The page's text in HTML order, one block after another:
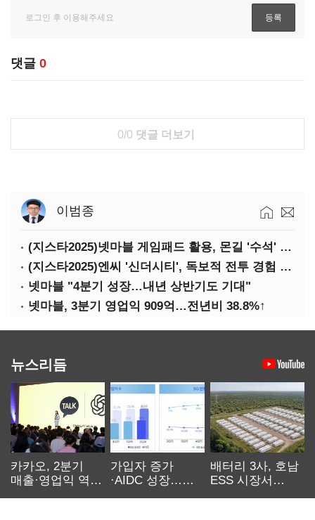
댓글 0
0/0 댓글 더보기
이범종
(지스타2025)넷마블 게임패드 활용, 몬길 '수석' 7대죄 '차석'
(지스타2025)엔씨 '신더시티', 독보적 전투 경험 필요
넷마블 "4분기 성장…내년 상반기도 기대"
넷마블, 3분기 영업익 909억…전년비 38.8%↑
뉴스리듬
카카오, 2분기
매출·영업익 역대
가입자 증가
·AIDC 성장…
배터리 3사, 호남
ESS 시장서